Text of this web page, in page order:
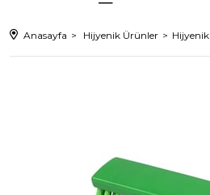
Anasayfa Hijyenik Ürünler